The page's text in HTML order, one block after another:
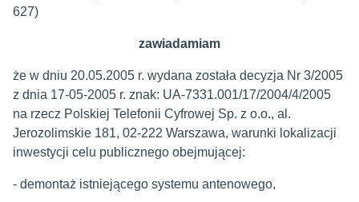
627)
zawiadamiam
że w dniu 20.05.2005 r. wydana została decyzja Nr 3/2005
z dnia 17-05-2005 r. znak: UA-7331.001/17/2004/4/2005
na rzecz Polskiej Telefonii Cyfrowej Sp. z o.o., al.
Jerozolimskie 181, 02-222 Warszawa, warunki lokalizacji
inwestycji celu publicznego obejmującej:
- demontaż istniejącego systemu antenowego,